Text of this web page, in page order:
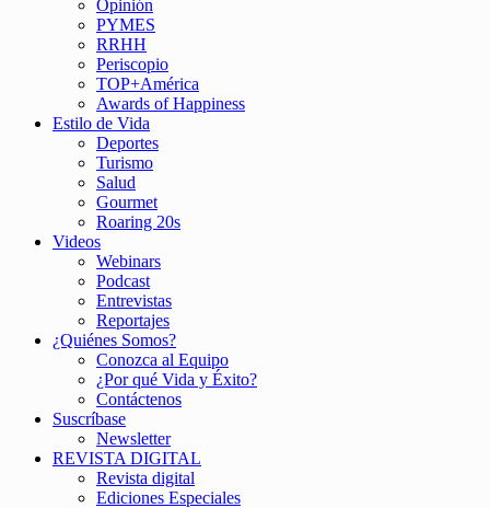
Opinión
PYMES
RRHH
Periscopio
TOP+América
Awards of Happiness
Estilo de Vida
Deportes
Turismo
Salud
Gourmet
Roaring 20s
Videos
Webinars
Podcast
Entrevistas
Reportajes
¿Quiénes Somos?
Conozca al Equipo
¿Por qué Vida y Éxito?
Contáctenos
Suscríbase
Newsletter
REVISTA DIGITAL
Revista digital
Ediciones Especiales